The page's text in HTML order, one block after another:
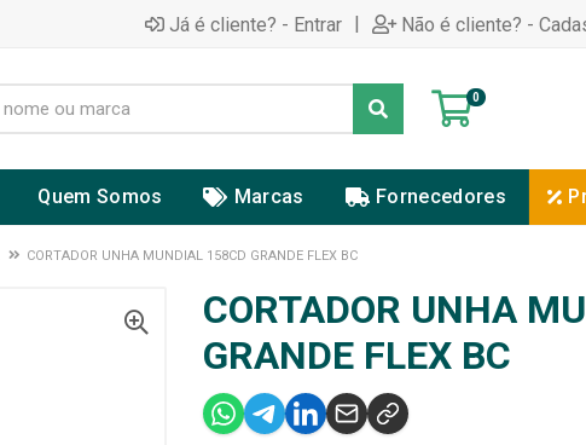
Já é cliente? - Entrar | Não é cliente? -
0
Quem Somos Marcas Fornecedores
CORTADOR UNHA MUNDIAL 158CD GRANDE FLEX BC
CORTADOR UNHA
GRANDE FLEX BC